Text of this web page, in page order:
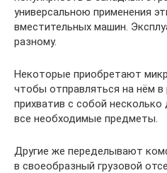
универсальною применения
вместительных машин.
разному.
Некоторые приобретают
чтобы отправляться на нём в
прихватив с собой несколько
все необходимые предметы.
Другие же переделывают
в своеобразный грузовой